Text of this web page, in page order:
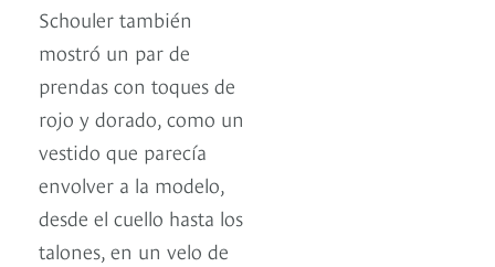
Schouler también
mostró un par de
prendas con toques de
rojo y dorado, como un
vestido que parecía
envolver a la modelo,
desde el cuello hasta los
talones, en un velo de